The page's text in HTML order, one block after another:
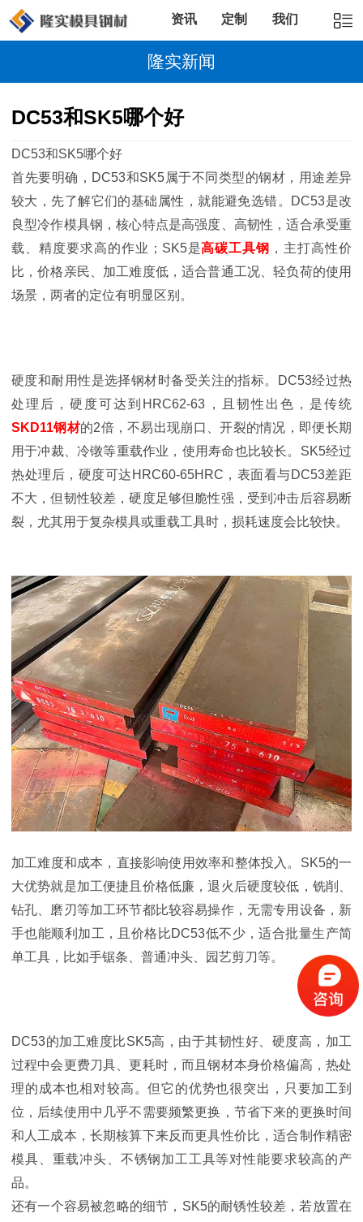
资讯 定制 我们
隆实新闻
DC53和SK5哪个好
DC53和SK5哪个好
首先要明确，DC53和SK5属于不同类型的钢材，用途差异
较大，先了解它们的基础属性，就能避免选错。DC53是改
良型冷作模具钢，核心特点是高强度、高韧性，适合承受重
载、精度要求高的作业；SK5是高碳工具钢 ，主打高性价
比，价格亲民、加工难度低，适合普通工况、轻负荷的使用
场景，两者的定位有明显区别。
硬度和耐用性是选择钢材时备受关注的指标。DC53经过热
处理后，硬度可达到HRC62-63，且韧性出色，是传统
SKD11钢材的2倍，不易出现崩口、开裂的情况，即便长期
用于冲裁、冷镦等重载作业，使用寿命也比较长。SK5经过
热处理后，硬度可达HRC60-65HRC，表面看与DC53差距
不大，但韧性较差，硬度足够但脆性强，受到冲击后容易断
裂，尤其用于复杂模具或重载工具时，损耗速度会比较快。
加工难度和成本，直接影响使用效率和整体投入。SK5的一
大优势就是加工便捷且价格低廉，退火后硬度较低，铣削、
钻孔、磨刃等加工环节都比较容易操作，无需专用设备，新
手也能顺利加工，且价格比DC53低不少，适合批量生产简
单工具，比如手锯条、普通冲头、园艺剪刀等。
DC53的加工难度比SK5高，由于其韧性好、硬度高，加工
过程中会更费刀具、更耗时，而且钢材本身价格偏高，热处
理的成本也相对较高。但它的优势也很突出，只要加工到
位，后续使用中几乎不需要频繁更换，节省下来的更换时间
和人工成本，长期核算下来反而更具性价比，适合制作精密
模具、重载冲头、不锈钢加工工具等对性能要求较高的产
品。
还有一个容易被忽略的细节，SK5的耐锈性较差，若放置在